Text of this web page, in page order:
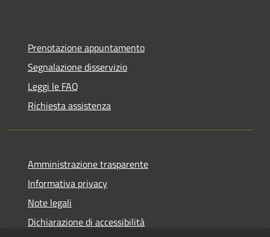
Prenotazione appuntamento
Segnalazione disservizio
Leggi le FAQ
Richiesta assistenza
Amministrazione trasparente
Informativa privacy
Note legali
Dichiarazione di accessibilità